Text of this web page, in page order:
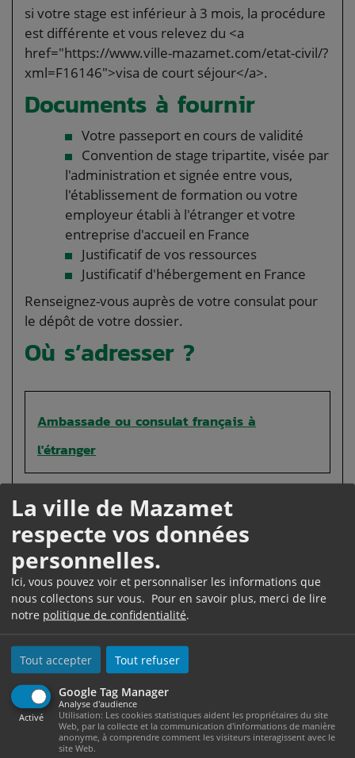
La ville de Mazamet
respecte vos données
personnelles.
Ici, vous pouvez voir et personnaliser les informations que
nous collectons sur vous. Pour en savoir plus, merci de lire
notre politique de confidentialité.
Tout accepter Tout refuser
Google Tag Manager
Activé
Analyse d'audience
Utilisation: Les cookies statistiques aident les propriétaires du site
Web, par la collecte et la communication d'informations de manière
anonyme, à comprendre comment les visiteurs interagissent avec le
site Web.
si votre stage est inférieur à 3 mois, la procédure
est différente et vous relevez du <a
href="https://www.ville-mazamet.com/etat-civil/?
xml=F16146">visa de court séjour</a>.
Documents à fournir
Votre passeport en cours de validité
Convention de stage tripartite, visée par
l'administration et signée entre vous,
l'établissement de formation ou votre
employeur établi à l'étranger et votre
entreprise d'accueil en France
Justificatif de vos ressources
Justificatif d'hébergement en France
Renseignez-vous auprès de votre consulat pour
le dépôt de votre dossier.
Où s’adresser ?
Ambassade ou consulat français à
l'étranger
Comment renouveler le
stage ?
Validation d'un avenant à
la convention de stage
initiale
Pour renouveler votre stage, l'entreprise qui vous
accueille doit faire valider par l'administration un
<a href="https://www.ville-mazamet.com/etat-